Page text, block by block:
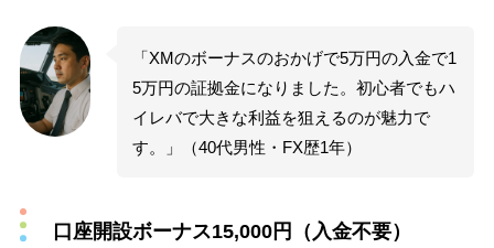
「XMのボーナスのおかげで5万円の入金で1
5万円の証拠金になりました。初心者でもハ
イレバで大きな利益を狙えるのが魅力で
す。」（40代男性・FX歴1年）
口座開設ボーナス15,000円（入金不要）